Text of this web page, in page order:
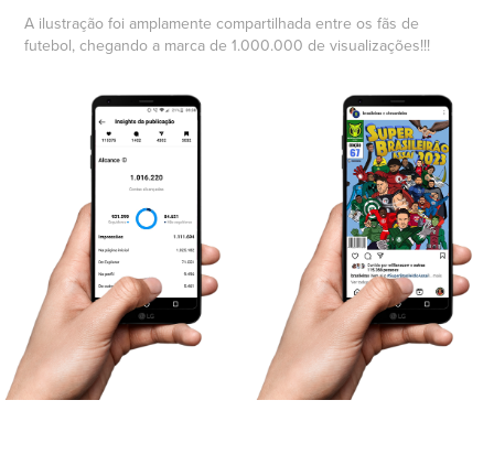
A ilustração foi amplamente compartilhada entre os fãs de
futebol, chegando a marca de 1.000.000 de visualizações!!!